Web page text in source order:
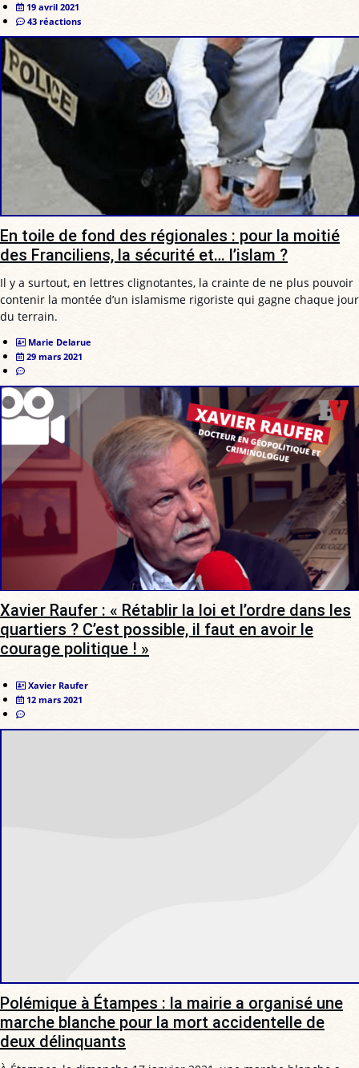
19 avril 2021
43 réactions
En toile de fond des régionales : pour la moitié
des Franciliens, la sécurité et… l’islam ?
Il y a surtout, en lettres clignotantes, la crainte de ne plus pouvoir
contenir la montée d’un islamisme rigoriste qui gagne chaque jour
du terrain.
Marie Delarue
29 mars 2021
Xavier Raufer : « Rétablir la loi et l’ordre dans les
quartiers ? C’est possible, il faut en avoir le
courage politique ! »
Xavier Raufer
12 mars 2021
Polémique à Étampes : la mairie a organisé une
marche blanche pour la mort accidentelle de
deux délinquants